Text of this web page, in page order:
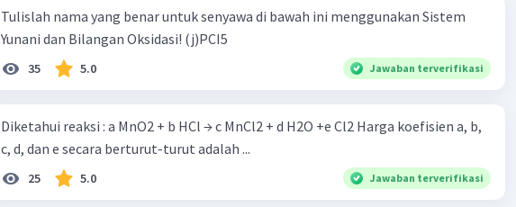
Tulislah nama yang benar untuk senyawa di bawah ini menggunakan Sistem
Yunani dan Bilangan Oksidasi! (j)PCI5
35 5.0 Jawaban terverifikasi
Diketahui reaksi : a MnO2 + b HCl → c MnCl2 + d H2O +e Cl2 Harga koefisien a, b,
c, d, dan e secara berturut-turut adalah ...
25 5.0 Jawaban terverifikasi